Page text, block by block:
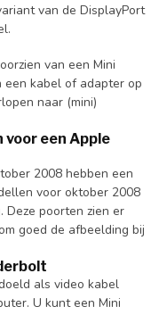
van de DisplayPort
van een Mini
een kabel of adapter op
naar (mini)
een Apple
2008 hebben een
voor oktober 2008
Deze poorten zien er
goed de afbeelding bij
als video kabel
U kunt een Mini